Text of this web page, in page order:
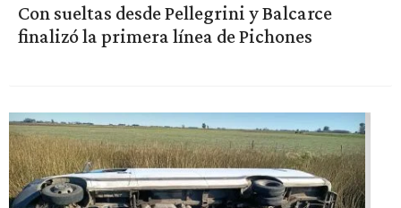
Con sueltas desde Pellegrini y Balcarce
finalizó la primera línea de Pichones